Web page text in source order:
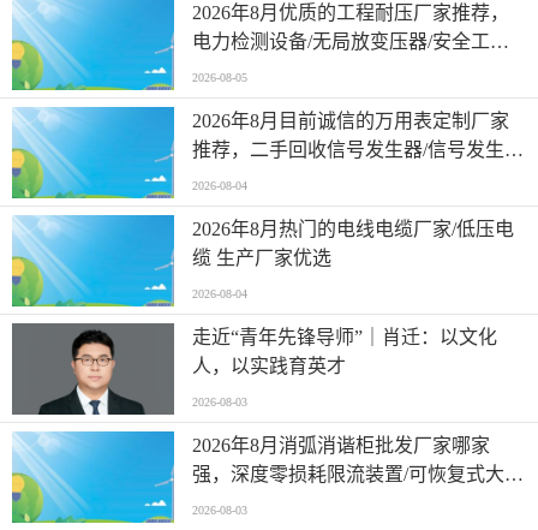
2026年8月优质的工程耐压厂家推荐，
电力检测设备/无局放变压器/安全工器
具检测设备，工程耐压源头厂家怎么选
择
2026-08-05
2026年8月目前诚信的万用表定制厂家
推荐，二手回收信号发生器/信号发生
器/探头式功率计，万用表厂家有哪些
2026-08-04
2026年8月热门的电线电缆厂家/低压电
缆 生产厂家优选
2026-08-04
走近“青年先锋导师”｜肖迁：以文化
人，以实践育英才
2026-08-03
2026年8月消弧消谐柜批发厂家哪家
强，深度零损耗限流装置/可恢复式大容
量高速开关装置，消弧消谐柜生产厂家
2026-08-03